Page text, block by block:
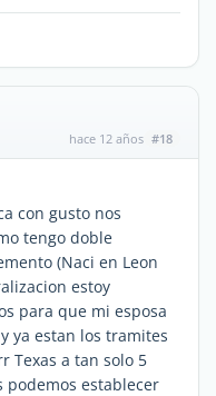
hace 12 años #18
con gusto nos
tengo doble
(Naci en Leon
estoy
para que mi esposa
ya estan los tramites
Texas a tan solo 5
podemos establecer